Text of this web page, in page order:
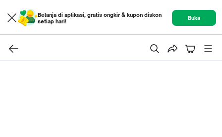
Belanja di aplikasi, gratis ongkir & kupon diskon
setiap hari!
Buka